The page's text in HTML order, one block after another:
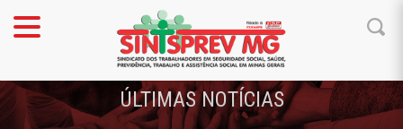
ÚLTIMAS NOTÍCIAS